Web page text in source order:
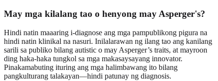
May mga kilalang tao o henyong may Asperger's?
Hindi natin maaaring i-diagnose ang mga pampublikong pigura na
hindi natin klinikal na nasuri. Inilalarawan ng ilang tao ang kanilang
sarili sa publiko bilang autistic o may Asperger’s traits, at mayroon
ding haka-haka tungkol sa mga makasaysayang innovator.
Pinakamabuting ituring ang mga halimbawang ito bilang
pangkulturang talakayan—hindi patunay ng diagnosis.